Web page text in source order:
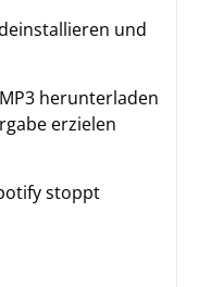
und
herunterladen
erzielen
stoppt